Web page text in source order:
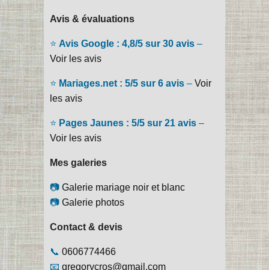
Avis & évaluations
⭐ Avis Google : 4,8/5 sur 30 avis –
Voir les avis
⭐ Mariages.net : 5/5 sur 6 avis – Voir
les avis
⭐ Pages Jaunes : 5/5 sur 21 avis –
Voir les avis
Mes galeries
📷 Galerie mariage noir et blanc
📷 Galerie photos
Contact & devis
📞 0606774466
📧 gregorycros@gmail.com